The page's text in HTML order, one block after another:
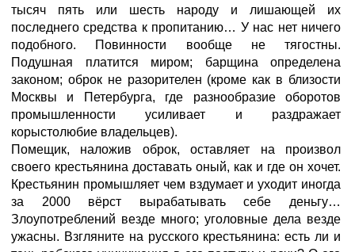
тысяч пять или шесть народу и лишающей их
последнего средства к пропитанию… У нас нет ничего
подобного. Повинности вообще не тягостны.
Подушная платится миром; барщина определена
законом; оброк не разорителен (кроме как в близости
Москвы и Петербурга, где разнообразие оборотов
промышленности усиливает и раздражает
корыстолюбие владельцев).
Помещик, наложив оброк, оставляет на произвол
своего крестьянина доставать оный, как и где он хочет.
Крестьянин промышляет чем вздумает и уходит иногда
за 2000 вёрст вырабатывать себе деньгу…
Злоупотреблений везде много; уголовные дела везде
ужасны. Взгляните на русского крестьянина: есть ли и